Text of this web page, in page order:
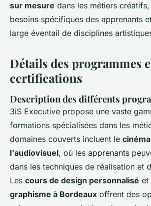
sur mesure dans les métiers
besoins spécifiques des apprenants
large éventail de disciplines
Détails des programmes
certifications
Description des différents
3iS Executive propose une vaste
formations spécialisées dans les
domaines couverts incluent le
l'audiovisuel, où les apprenants
dans les techniques de réalisation et
Les cours de design personnalisé et
graphisme à Bordeaux offrent des